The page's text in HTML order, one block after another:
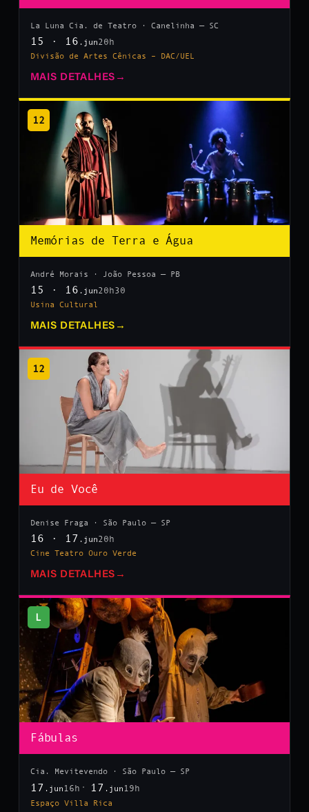
La Luna Cia. de Teatro · Canelinha — SC
15 · 16 .jun20h
Divisão de Artes Cênicas – DAC/UEL
MAIS DETALHES →
12
Memórias de Terra e Água
André Morais · João Pessoa — PB
15 · 16 .jun20h30
Usina Cultural
MAIS DETALHES →
12
Eu de Você
Denise Fraga · São Paulo — SP
16 · 17 .jun20h
Cine Teatro Ouro Verde
MAIS DETALHES →
L
Fábulas
Cia. Mevitevendo · São Paulo — SP
17 .jun 16h 17 .jun 19h
Espaço Villa Rica